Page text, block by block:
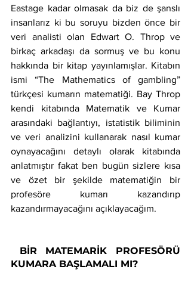
Eastage kadar olmasak da biz de şanslı
insanlarız ki bu soruyu bizden önce bir
veri analisti olan Edwart O. Throp ve
birkaç arkadaşı da sormuş ve bu konu
hakkında bir kitap yayınlamışlar. Kitabın
ismi “The Mathematics of gambling”
türkçesi kumarın matematiği. Bay Throp
kendi kitabında Matematik ve Kumar
arasındaki bağlantıyı, istatistik biliminin
ve veri analizini kullanarak nasıl kumar
oynayacağını detaylı olarak kitabında
anlatmıştır fakat ben bugün sizlere kısa
ve özet bir şekilde matematiğin bir
profesöre kumarı kazandırıp
kazandırmayacağını açıklayacağım.
KUMARA BAŞLAMALI MI?